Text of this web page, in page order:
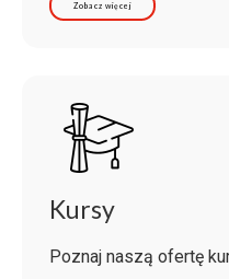
Zobacz więcej
Kursy
Poznaj naszą ofertę